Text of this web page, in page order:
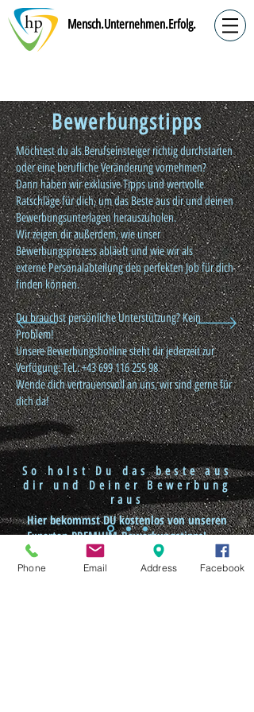
Mensch.Unternehmen.Erfolg.
Bewerbungstipps
Möchtest du als Berufseinsteiger richtig durchstarten
oder eine berufliche Veränderung vornehmen?
Dann haben wir exklusive Tipps und wertvolle
Ratschläge für dich, um das Beste aus dir und deinen
Bewerbungsunterlagen herauszuholen.
Wir zeigen dir außerdem, wie unser
Bewerbungsprozess abläuft und wie wir als
externe Personalabteilung den perfekten Job für dich
finden können.
Du brauchst persönliche Unterstützung? Kein
Problem!
Unsere Bewerbungshotline steht dir jederzeit zur
Verfügung: Tel.:+43 699 116 255 98
Wende dich vertrauensvoll an uns, wir sind gerne für
dich da!
So holst Du das beste aus
dir und Deiner Bewerbung
raus
Hier bekommst DU kostenlos von unseren
Experten PREMIUM-Bewerbungstipps!
Über uns
Phone Email Address Facebook